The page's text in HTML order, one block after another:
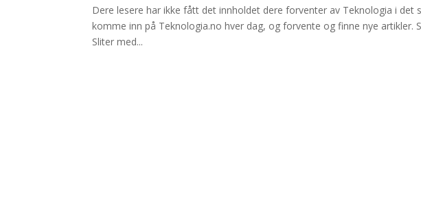
Dere lesere har ikke fått det innholdet dere forventer av Teknologia i det
komme inn på Teknologia.no hver dag, og forvente og finne nye
Sliter med...